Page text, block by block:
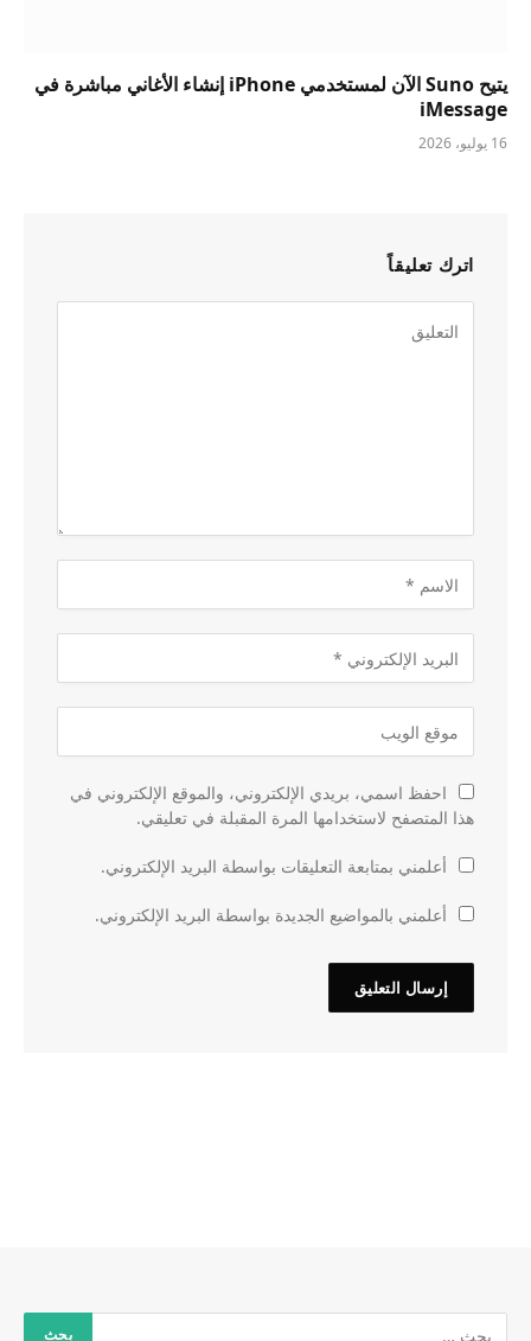
يتيح Suno الآن لمستخدمي iPhone إنشاء الأغاني مباشرة في
iMessage
16 يوليو، 2026
اترك تعليقاً
احفظ اسمي، بريدي الإلكتروني، والموقع الإلكتروني في
هذا المتصفح لاستخدامها المرة المقبلة في تعليقي.
أعلمني بمتابعة التعليقات بواسطة البريد الإلكتروني.
أعلمني بالمواضيع الجديدة بواسطة البريد الإلكتروني.